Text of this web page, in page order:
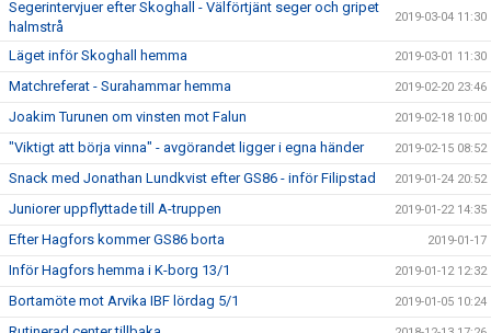
Segerintervjuer efter Skoghall - Välförtjänt seger och gripet
halmstrå
2019-03-04 11:30
Läget inför Skoghall hemma 2019-03-01 11:30
Matchreferat - Surahammar hemma 2019-02-20 23:46
Joakim Turunen om vinsten mot Falun 2019-02-18 10:00
"Viktigt att börja vinna" - avgörandet ligger i egna händer 2019-02-15 08:52
Snack med Jonathan Lundkvist efter GS86 - inför Filipstad 2019-01-24 20:52
Juniorer uppflyttade till A-truppen 2019-01-22 14:35
Efter Hagfors kommer GS86 borta 2019-01-17
Inför Hagfors hemma i K-borg 13/1 2019-01-12 12:32
Bortamöte mot Arvika IBF lördag 5/1 2019-01-05 10:24